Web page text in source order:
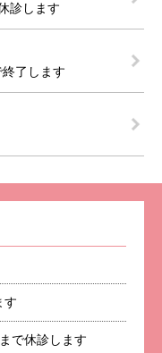
診します
了します
す
で休診します